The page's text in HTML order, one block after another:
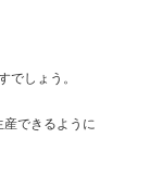
しょう。
できるように